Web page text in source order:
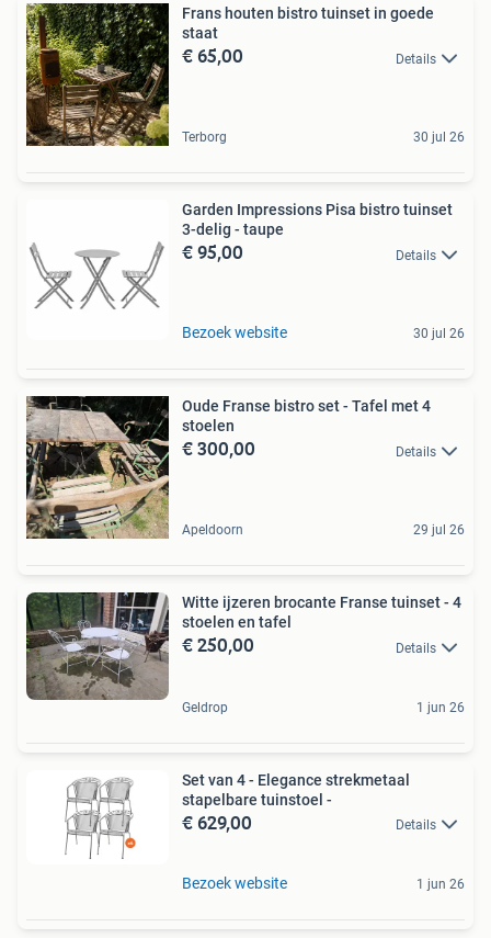
Frans houten bistro tuinset in goede
staat
€ 65,00 Details
Terborg 30 jul 26
Garden Impressions Pisa bistro tuinset
3-delig - taupe
€ 95,00 Details
Bezoek website 30 jul 26
Oude Franse bistro set - Tafel met 4
stoelen
€ 300,00 Details
Apeldoorn 29 jul 26
Witte ijzeren brocante Franse tuinset - 4
stoelen en tafel
€ 250,00 Details
Geldrop 1 jun 26
Set van 4 - Elegance strekmetaal
stapelbare tuinstoel -
€ 629,00 Details
Bezoek website 1 jun 26